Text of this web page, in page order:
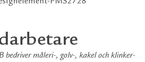
bedriver måleri-, golv-, kakel och klinker-